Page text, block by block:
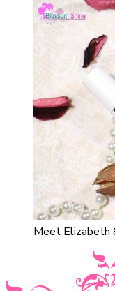
Meet Elizabeth